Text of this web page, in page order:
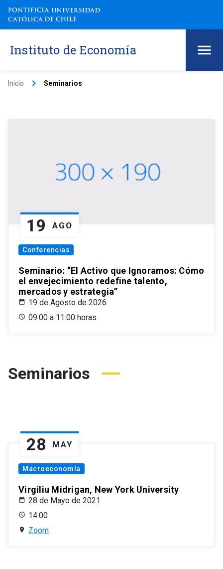
Instituto de Economía
Inicio keyboard_arrow_right Seminarios
19 AGO
Conferencias
Seminario: “El Activo que Ignoramos: Cómo
el envejecimiento redefine talento,
mercados y estrategia”
19 de Agosto de 2026
09:00 a 11:00 horas
Seminarios
28 MAY
Macroeconomía
Virgiliu Midrigan, New York University
28 de Mayo de 2021
14:00
Zoom